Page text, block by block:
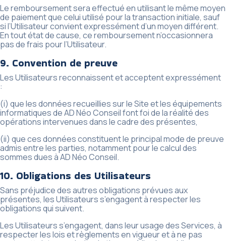
Le remboursement sera effectué en utilisant le même moyen
de paiement que celui utilisé pour la transaction initiale, sauf
si l’Utilisateur convient expressément d’un moyen différent.
En tout état de cause, ce remboursement n’occasionnera
pas de frais pour l’Utilisateur.
9. Convention de preuve
Les Utilisateurs reconnaissent et acceptent expressément
:
(i) que les données recueillies sur le Site et les équipements
informatiques de AD Néo Conseil font foi de la réalité des
opérations intervenues dans le cadre des présentes,
(ii) que ces données constituent le principal mode de preuve
admis entre les parties, notamment pour le calcul des
sommes dues à AD Néo Conseil.
10. Obligations des Utilisateurs
Sans préjudice des autres obligations prévues aux
présentes, les Utilisateurs s’engagent à respecter les
obligations qui suivent.
Les Utilisateurs s’engagent, dans leur usage des Services, à
respecter les lois et règlements en vigueur et à ne pas